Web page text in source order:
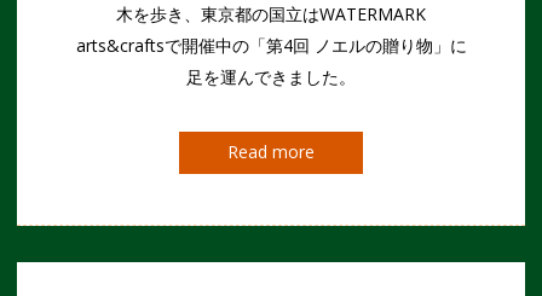
木を歩き、東京都の国立はWATERMARK
arts&craftsで開催中の「第4回 ノエルの贈り物」に
足を運んできました。
Read more